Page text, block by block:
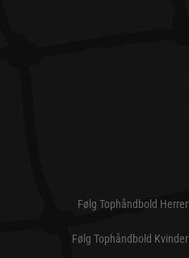
Følg Tophåndbold Herrer
Følg Tophåndbold Kvinder